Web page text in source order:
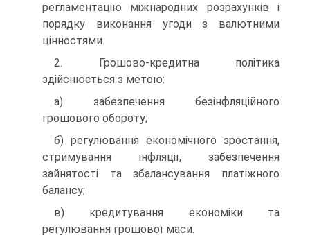
регламентацію міжнародних розрахунків і
порядку виконання угоди з валютними
цінностями.
2. Грошово-кредитна політика
здійснюється з метою:
а) забезпечення безінфляційного
грошового обороту;
б) регулювання економічного зростання,
стримування інфляції, забезпечення
зайнятості та збалансування платіжного
балансу;
в) кредитування економіки та
регулювання грошової маси.